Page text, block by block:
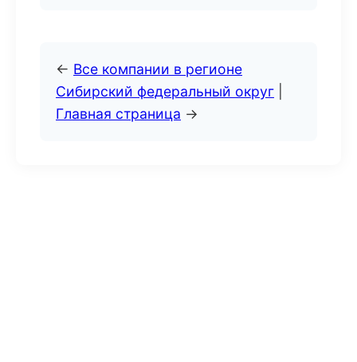
← Все компании в регионе
Сибирский федеральный округ
Главная страница →